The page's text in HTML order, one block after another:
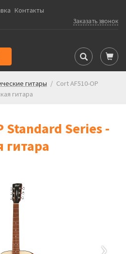
Контакты
Заказать звонок
гитары / Cort AF510-OP
гитара
Standard Series -
гитара